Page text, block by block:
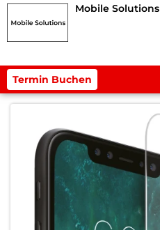
Mobile Solutions
Termin Buchen